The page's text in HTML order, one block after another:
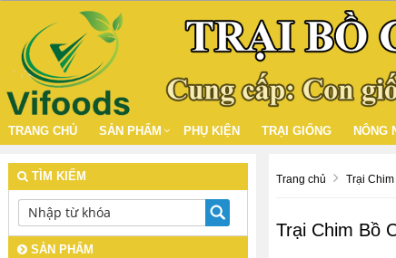
TRANG CHỦ SẢN PHẨM PHỤ KIỆN TRẠI GIỐNG NÔNG
Trang chủ Trại
Trại Chim Bồ
TÌM KIẾM
SẢN PHẨM